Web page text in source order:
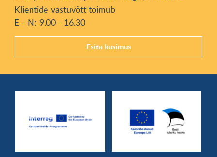
Klientide vastuvõtt toimub
E - N: 9.00 - 16.30
Esita küsimus